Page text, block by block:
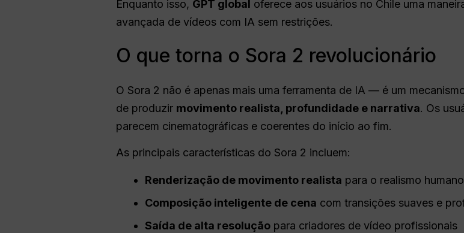
Enquanto isso, GPT global oferece aos usuários no Chile uma
avançada de vídeos com IA sem restrições.
O que torna o Sora 2 revolucionário
O Sora 2 não é apenas mais uma ferramenta de IA — é um
de produzir movimento realista, profundidade e narrativa. Os
parecem cinematográficas e coerentes do início ao fim.
As principais características do Sora 2 incluem:
Renderização de movimento realista para o realismo
Composição inteligente de cena com transições suaves e
Saída de alta resolução para criadores de vídeo profissionais